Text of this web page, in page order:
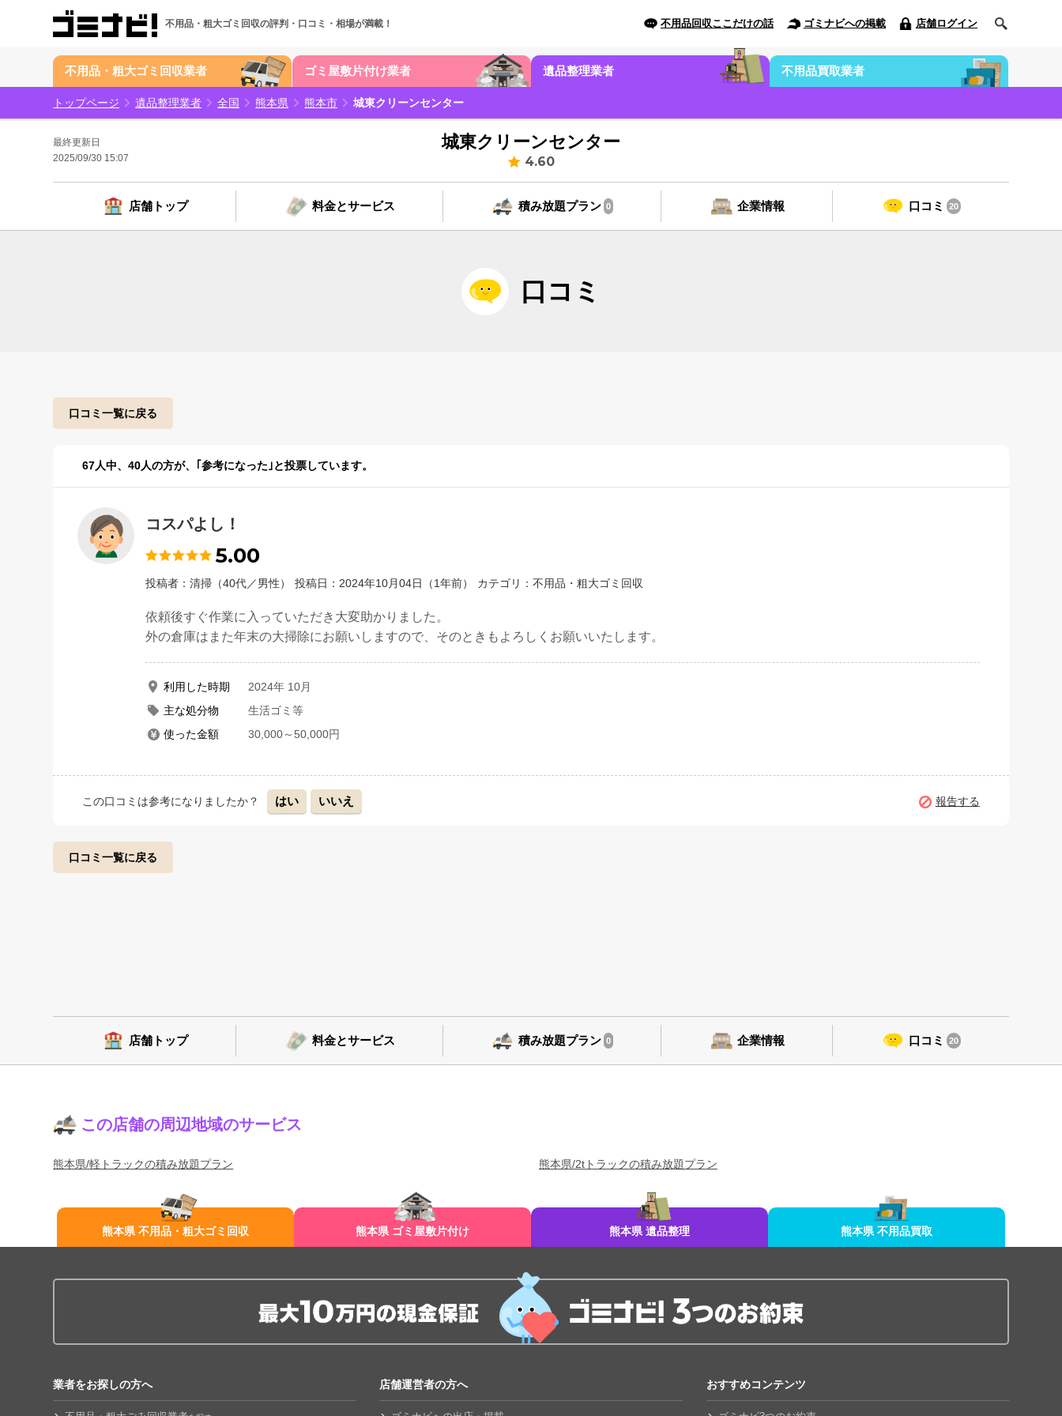
不用品・粗大ゴミ回収の評判・口コミ・相場が満載！ 不用品回収ここだけの話 ゴミナビへの掲載 店舗ログイン
不用品・粗大ゴミ回収業者 ゴミ屋敷片付け業者 遺品整理業者 不用品買取業者
トップページ 遺品整理業者 全国 熊本県 熊本市 城東クリーンセンター
城東クリーンセンター
4.60
最終更新日
2025/09/30 15:07
店舗トップ 料金とサービス 積み放題プラン 0 企業情報 口コミ 20
口コミ
口コミ一覧に戻る
コスパよし！
5.00
投稿者：清掃（40代／男性） 投稿日：2024年10月04日（1年前） カテゴリ：不用品・粗大ゴミ回収
依頼後すぐ作業に入っていただき大変助かりました。
外の倉庫はまた年末の大掃除にお願いしますので、そのときもよろしくお願いいたします。
利用した時期
2024年 10月
主な処分物
生活ゴミ等
使った金額
30,000～50,000円
この口コミは参考になりましたか？ はい いいえ 報告する
67人中、40人の方が、｢参考になった｣と投票しています。
口コミ一覧に戻る
店舗トップ 料金とサービス 積み放題プラン 0 企業情報 口コミ 20
この店舗の周辺地域のサービス
熊本県/軽トラックの積み放題プラン 熊本県/2tトラックの積み放題プラン
熊本県 不用品・粗大ゴミ回収 熊本県 ゴミ屋敷片付け 熊本県 遺品整理 熊本県 不用品買取
業者をお探しの方へ 店舗運営者の方へ おすすめコンテンツ